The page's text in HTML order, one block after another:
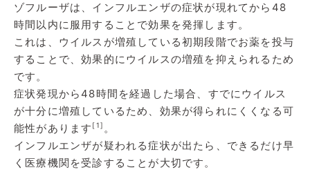
ゾフルーザは、インフルエンザの症状が現れてから48
時間以内に服用することで効果を発揮します。
これは、ウイルスが増殖している初期段階でお薬を投与
することで、効果的にウイルスの増殖を抑えられるため
です。
症状発現から48時間を経過した場合、すでにウイルス
が十分に増殖しているため、効果が得られにくくなる可
能性があります [1] 。
インフルエンザが疑われる症状が出たら、できるだけ早
く医療機関を受診することが大切です。